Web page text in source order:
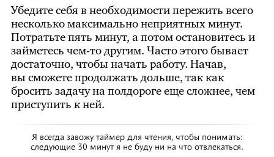
Убедите себя в необходимости пережить всего
несколько максимально неприятных минут.
Потратьте пять минут, а потом остановитесь и
займетесь чем-то другим. Часто этого бывает
достаточно, чтобы начать работу. Начав,
вы сможете продолжать дольше, так как
бросить задачу на полдороге еще сложнее, чем
приступить к ней.
Я всегда завожу таймер для чтения, чтобы понимать:
следующие 30 минут я не буду ни на что отвлекаться.